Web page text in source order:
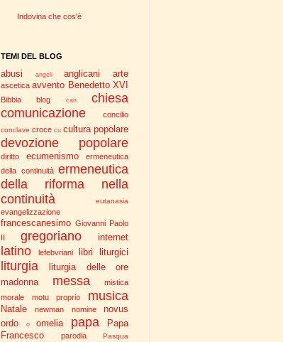
Indovina che cos'è
TEMI DEL BLOG
abusi angeli anglicani arte
ascetica avvento Benedetto XVI
Bibbia blog can
chiesa
comunicazione
concilio
conclave croce cu cultura popolare
devozione popolare
diritto ecumenismo
ermeneutica
della continuità ermeneutica
della riforma nella
continuità
eutanasia
evangelizzazione
francescanesimo Giovanni Paolo
II
gregoriano internet
latino lefebvriani libri liturgici
liturgia
liturgia delle ore
madonna
messa
mistica
morale
motu proprio musica
Natale newman nomine
novus
ordo
o omelia papa
Papa
Francesco
parodia Pasqua